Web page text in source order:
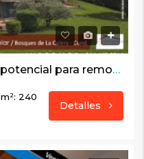
Linda casa con excelente potencial para remodelar / Bosques de La Calera – Cund.
m²: 240
Detalles